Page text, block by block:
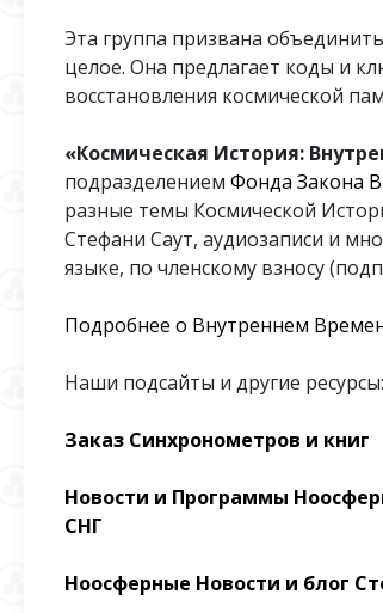
Эта группа призвана
целое. Она предлагает коды и
восстановления космической
«Космическая История:
подразделением Фонда Закона
разные темы Космической
Стефани Саут, аудиозаписи и
языке, по членскому взносу
Подробнее о Внутреннем
Наши подсайты и другие ресурсы:
Заказ Синхронометров и книг
Новости и Программы
СНГ
Ноосферные Новости и блог